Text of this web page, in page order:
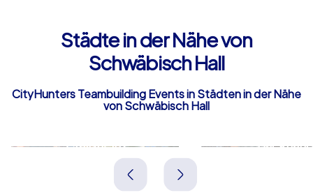
Städte in der Nähe von
Schwäbisch Hall
CityHunters Teambuilding Events in Städten in der Nähe
von Schwäbisch Hall
Crailsheim
Deutschland
Backnang